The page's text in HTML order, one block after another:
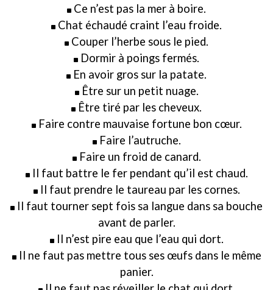
Ce n’est pas la mer à boire.
Chat échaudé craint l’eau froide.
Couper l’herbe sous le pied.
Dormir à poings fermés.
En avoir gros sur la patate.
Être sur un petit nuage.
Être tiré par les cheveux.
Faire contre mauvaise fortune bon cœur.
Faire l’autruche.
Faire un froid de canard.
Il faut battre le fer pendant qu’il est chaud.
Il faut prendre le taureau par les cornes.
Il faut tourner sept fois sa langue dans sa bouche
avant de parler.
Il n’est pire eau que l’eau qui dort.
Il ne faut pas mettre tous ses œufs dans le même
panier.